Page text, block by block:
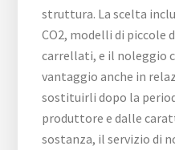
struttura. La scelta
CO2, modelli di
carrellati, e il noleggio
vantaggio anche in
sostituirli dopo la
produttore e dalle
sostanza, il servizio di